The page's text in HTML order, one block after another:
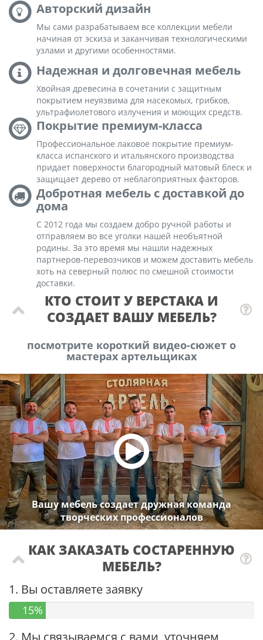
Авторский дизайн
Мы сами разрабатываем все коллекции мебели
начиная от эскиза и заканчивая технологическими
узлами и другими особенностями.
Надежная и долговечная мебель
Хвойная древесина в сочетании с защитным
покрытием неуязвима для насекомых, грибков,
ультрафиолетового излучения и моющих средств.
Покрытие премиум-класса
Профессиональное лаковое покрытие премиум-
класса испанского и итальянского производства
придает поверхности благородный матовый блеск и
защищает дерево от неблагоприятных факторов.
Добротная мебель с доставкой до
дома
С 2012 года мы создаем добро ручной работы и
отправляем во все уголки нашей необъятной
родины. За это время мы нашли надежных
партнеров-перевозчиков и можем доставить мебель
хоть на северный полюс по смешной стоимости
доставки.
КТО СТОИТ У ВЕРСТАКА И
СОЗДАЕТ ВАШУ МЕБЕЛЬ?
посмотрите короткий видео-сюжет о
мастерах артельщиках
Вашу мебель создает дружная команда
творческих профессионалов
КАК ЗАКАЗАТЬ СОСТАРЕННУЮ
МЕБЕЛЬ?
1. Вы оставляете заявку
15%